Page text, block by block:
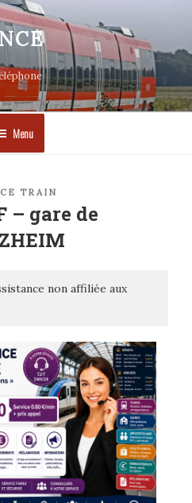
Menu
TRAIN
– gare de
non affiliée aux